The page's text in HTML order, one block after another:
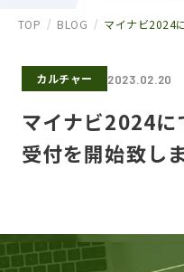
TOP BLOG マイナビ2024
カルチャー 2023.02.20
マイナビ2024に
受付を開始致し